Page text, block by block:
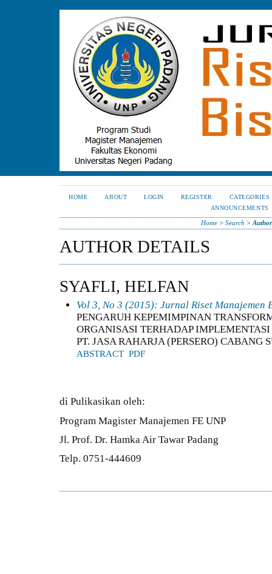
HOME ABOUT LOGIN REGISTER
CATEGORIES
ANNOUNCEMENTS
Home> Search >
AUTHOR DETAILS
SYAFLI, HELFAN
Vol 3, No 3 (2015): Jurnal Riset Manajemen
PENGARUH KEPEMIMPINAN
ORGANISASI TERHADAP
PT. JASA RAHARJA (PERSERO) CABANG
ABSTRACT PDF
di Pulikasikan oleh:
Program Magister Manajemen FE UNP
Jl. Prof. Dr. Hamka Air Tawar Padang
Telp. 0751-444609